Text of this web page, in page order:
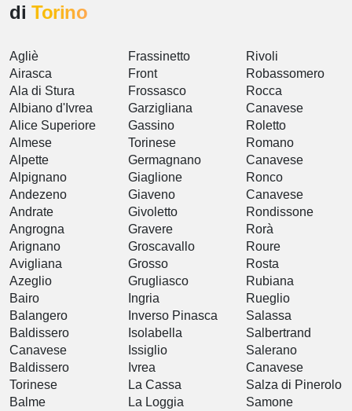
di Torino
Agliè
Airasca
Ala di Stura
Albiano d'Ivrea
Alice Superiore
Almese
Alpette
Alpignano
Andezeno
Andrate
Angrogna
Arignano
Avigliana
Azeglio
Bairo
Balangero
Baldissero
Canavese
Baldissero
Torinese
Balme
Frassinetto
Front
Frossasco
Garzigliana
Gassino
Torinese
Germagnano
Giaglione
Giaveno
Givoletto
Gravere
Groscavallo
Grosso
Grugliasco
Ingria
Inverso Pinasca
Isolabella
Issiglio
Ivrea
La Cassa
La Loggia
Rivoli
Robassomero
Rocca
Canavese
Roletto
Romano
Canavese
Ronco
Canavese
Rondissone
Rorà
Roure
Rosta
Rubiana
Rueglio
Salassa
Salbertrand
Salerano
Canavese
Salza di Pinerolo
Samone